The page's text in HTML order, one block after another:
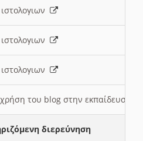
χρήση του blog στην εκπαίδευση
διερεύνηση